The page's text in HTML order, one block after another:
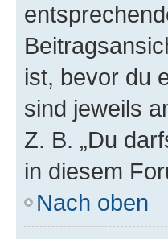
ist, bevor du
sind jeweils
Z. B. „Du
in diesem
Nach oben